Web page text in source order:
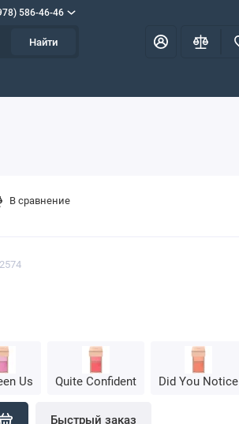
586-46-46
Найти
Us Quite Confident Did You Notice
Быстрый заказ
В сравнение